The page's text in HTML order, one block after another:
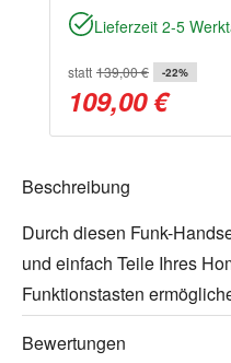
Lieferzeit 2-5
statt 139,00 € -22%
109,00 €
Beschreibung
Durch diesen Funk-
und einfach Teile Ihres
Funktionstasten
Bewertungen